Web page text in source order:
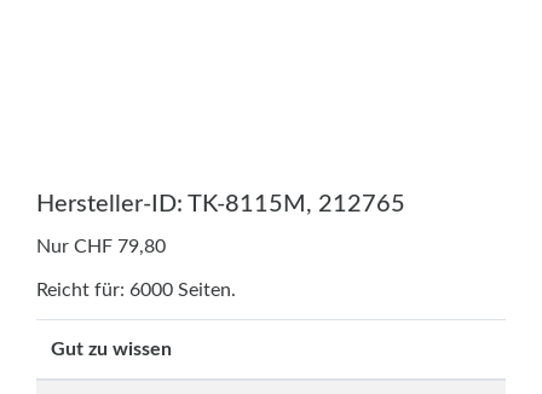
Hersteller-ID: TK-8115M, 212765
Nur CHF 79,80
Reicht für: 6000 Seiten.
Gut zu wissen